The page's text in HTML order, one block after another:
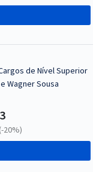
de Nível Superior
Wagner Sousa
20%)